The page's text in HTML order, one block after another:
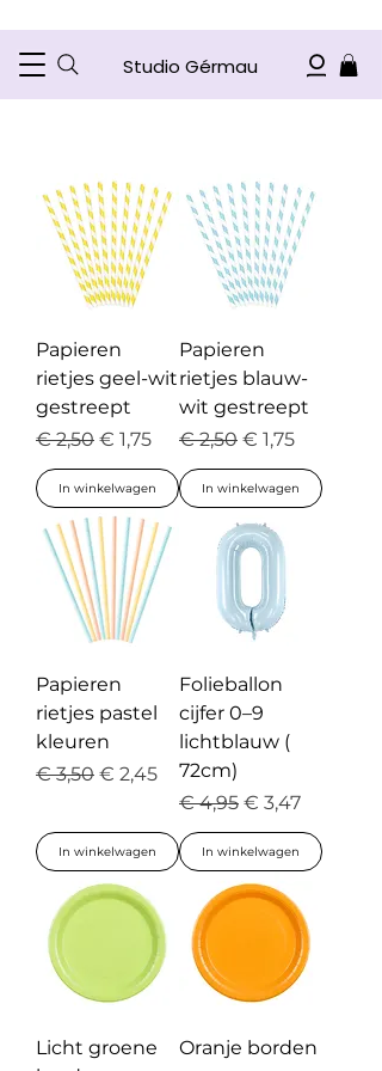
Studio Gérmau
Papieren
rietjes geel-wit
gestreept
Normale prijs
€ 2,50 Verkoopprijs
€ 1,75
In winkelwagen
Papieren
rietjes blauw-
wit gestreept
Normale prijs
€ 2,50 Verkoopprijs
€ 1,75
In winkelwagen
Papieren
rietjes pastel
kleuren
Normale prijs
€ 3,50 Verkoopprijs
€ 2,45
In winkelwagen
Folieballon
cijfer 0–9
lichtblauw (
72cm)
Normale prijs
€ 4,95 Verkoopprijs
€ 3,47
In winkelwagen
Licht groene
Oranje borden